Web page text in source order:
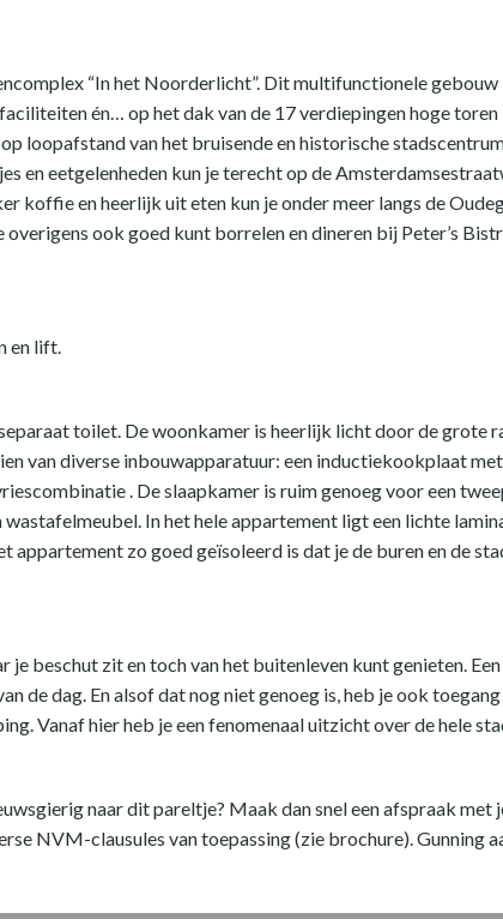
“In het Noorderlicht”. Dit multifunctionele
én… op het dak van de 17 verdiepingen hoge toren
loopafstand van het bruisende en historische
en eetgelenheden kun je terecht op de
koffie en heerlijk uit eten kun je onder meer langs de
ook goed kunt borrelen en dineren bij Peter’s
en lift.
toilet. De woonkamer is heerlijk licht door de grote
van diverse inbouwapparatuur: een inductiekookplaat
. De slaapkamer is ruim genoeg voor een
In het hele appartement ligt een lichte
zo goed geïsoleerd is dat je de buren en de
beschut zit en toch van het buitenleven kunt genieten.
de dag. En alsof dat nog niet genoeg is, heb je ook
Vanaf hier heb je een fenomenaal uitzicht over de hele
naar dit pareltje? Maak dan snel een afspraak met
NVM-clausules van toepassing (zie brochure). Gunning